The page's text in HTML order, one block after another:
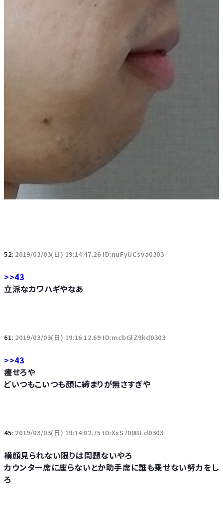
52: 2019/03/03(日) 19:14:47.26 ID:nuFyUCsva0303
>>43
立派なカワハギやなあ
61: 2019/03/03(日) 19:16:12.69 ID:mcbGlZ9kd0303
>>43
痩せろや
どいつもこいつも顔に締まりが無さすぎや
45: 2019/03/03(日) 19:14:02.75 ID:XxS700BLd0303
横顔見られない限りは問題ないやろ
カウンター席に座らないとか助手席に誰も乗せない努力をし
ろ